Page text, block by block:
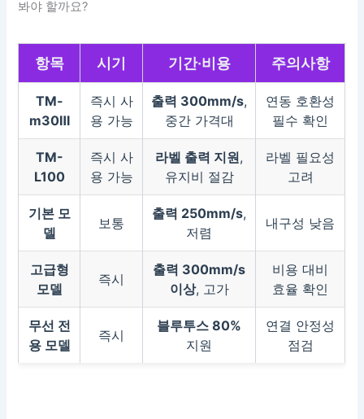
봐야 할까요?
항목 시기 기간·비용 주의사항
TM-
m30Ⅲ
즉시 사
용 가능
출력 300mm/s,
중간 가격대
연동 호환성
필수 확인
TM-
L100
즉시 사
용 가능
라벨 출력 지원,
유지비 절감
라벨 필요성
고려
기본 모
델
보통
출력 250mm/s,
저렴
내구성 낮음
고급형
모델
즉시
출력 300mm/s
이상, 고가
비용 대비
효율 확인
무선 전
용 모델
즉시
블루투스 80%
지원
연결 안정성
점검